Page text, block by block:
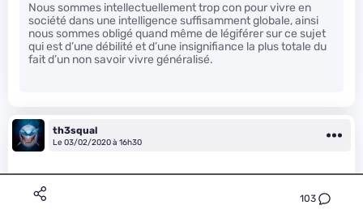
103
Nous sommes intellectuellement trop con pour vivre en
société dans une intelligence suffisamment globale, ainsi
nous sommes obligé quand même de légiférer sur ce sujet
qui est d’une débilité et d’une insignifiance la plus totale du
fait d’un non savoir vivre généralisé.
th3squal
Le 03/02/2020 à 16h30